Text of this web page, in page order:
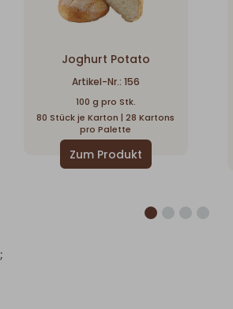
Joghurt Potato
Artikel-Nr.: 156
100 g pro Stk.
80 Stück je Karton | 28 Kartons
pro Palette
;